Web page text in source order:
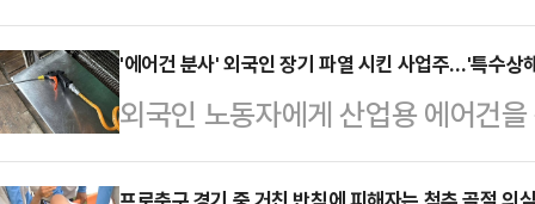
성을 둘러싼 법리적 공방이 수면 위
행동권을 앞세워 실력 행사를 예고
과급 제도를 이유로 한 파업이 국가
헌법상 기본권인 쟁의권 행사가 경
'에어건 분사' 외국인 장기 파열 시킨 사업주…'특수
외국인 노동자에게 산업용 에어건
경찰은 구체적인 사건 조사를 진행